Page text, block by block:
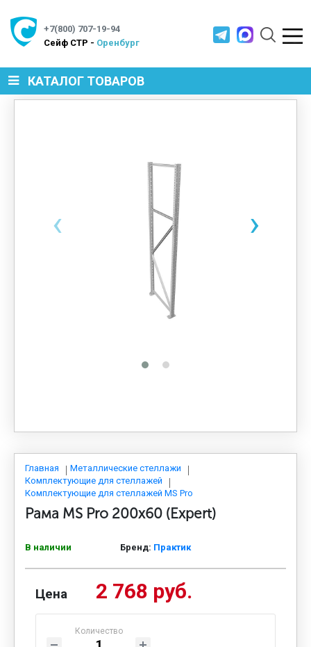
+7(800) 707-19-94
Cейф СТР - Оренбург
КАТАЛОГ ТОВАРОВ
МЕТАЛЛИЧЕСКАЯ МЕБЕЛЬ
МЕТАЛЛИЧЕСКИЕ СТЕЛЛАЖИ
ПРОИЗВОДСТВЕННАЯ МЕБЕЛЬ
МЕДИЦИНСКАЯ МЕБЕЛЬ
СИСТЕМЫ ХРАНЕНИЯ
МЕБЕЛЬ ДЛЯ ДОМА
МЕБЕЛЬ ДЛЯ СТОЛОВЫХ
‹ ›
Главная
Металлические стеллажи
Комплектующие для стеллажей
Комплектующие для стеллажей MS Pro
Рама MS Pro 200х60 (Expert)
В наличии Бренд: Практик
Цена 2 768 руб.
Количество